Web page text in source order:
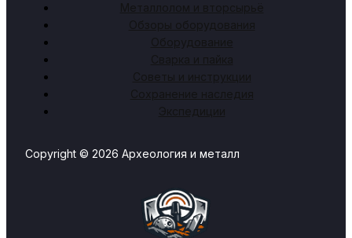
Металлолом и вторсырьё
Обзоры оборудования
Оборудование
Сварка и пайка
Советы и инструкции
Сохранение наследия
Экспедиции
Copyright © 2026 Археология и металл